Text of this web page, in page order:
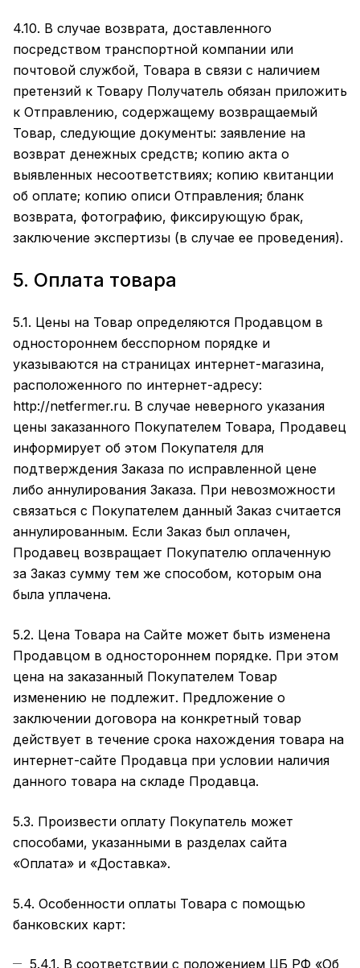
4.10. В случае возврата, доставленного
посредством транспортной компании или
почтовой службой, Товара в связи с наличием
претензий к Товару Получатель обязан приложить
к Отправлению, содержащему возвращаемый
Товар, следующие документы: заявление на
возврат денежных средств; копию акта о
выявленных несоответствиях; копию квитанции
об оплате; копию описи Отправления; бланк
возврата, фотографию, фиксирующую брак,
заключение экспертизы (в случае ее проведения).
5. Оплата товара
5.1. Цены на Товар определяются Продавцом в
одностороннем бесспорном порядке и
указываются на страницах интернет-магазина,
расположенного по интернет-адресу:
http://netfermer.ru. В случае неверного указания
цены заказанного Покупателем Товара, Продавец
информирует об этом Покупателя для
подтверждения Заказа по исправленной цене
либо аннулирования Заказа. При невозможности
связаться с Покупателем данный Заказ считается
аннулированным. Если Заказ был оплачен,
Продавец возвращает Покупателю оплаченную
за Заказ сумму тем же способом, которым она
была уплачена.
5.2. Цена Товара на Сайте может быть изменена
Продавцом в одностороннем порядке. При этом
цена на заказанный Покупателем Товар
изменению не подлежит. Предложение о
заключении договора на конкретный товар
действует в течение срока нахождения товара на
интернет-сайте Продавца при условии наличия
данного товара на складе Продавца.
5.3. Произвести оплату Покупатель может
способами, указанными в разделах сайта
«Оплата» и «Доставка».
5.4. Особенности оплаты Товара с помощью
банковских карт:
5.4.1. В соответствии с положением ЦБ РФ «Об